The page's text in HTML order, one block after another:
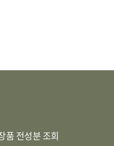
품 전성분 조회